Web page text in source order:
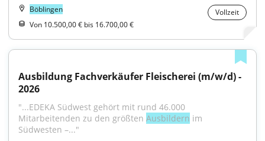
Böblingen
Vollzeit
Von 10.500,00 € bis 16.700,00 €
Ausbildung Fachverkäufer Fleischerei (m/w/d) -
2026
"...EDEKA Südwest gehört mit rund 46.000
Mitarbeitenden zu den größten Ausbildern im
Südwesten –..."